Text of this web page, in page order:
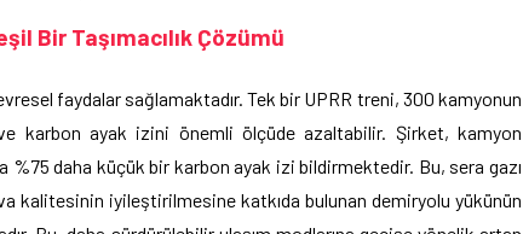
Bir Taşımacılık Çözümü
faydalar sağlamaktadır. Tek bir UPRR treni, 300 kamyonun
ve karbon ayak izini önemli ölçüde azaltabilir. Şirket, kamyon
%75 daha küçük bir karbon ayak izi bildirmektedir. Bu, sera gazı
kalitesinin iyileştirilmesine katkıda bulunan demiryolu yükünün